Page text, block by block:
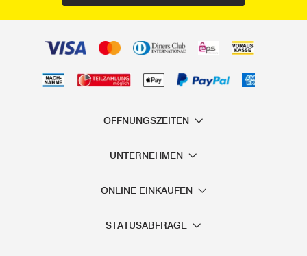
ÖFFNUNGSZEITEN
UNTERNEHMEN
ONLINE EINKAUFEN
STATUSABFRAGE